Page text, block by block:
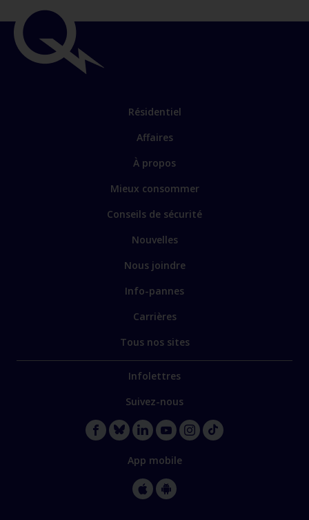
Résidentiel
Affaires
À propos
Mieux consommer
Conseils de sécurité
Nouvelles
Nous joindre
Info-pannes
Carrières
Tous nos sites
Infolettres
Suivez-nous
App mobile